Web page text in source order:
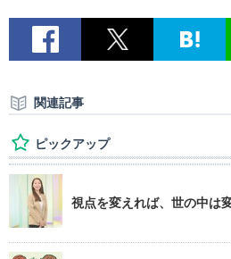
関連記事
ピックアップ
視点を変えれば、世の中